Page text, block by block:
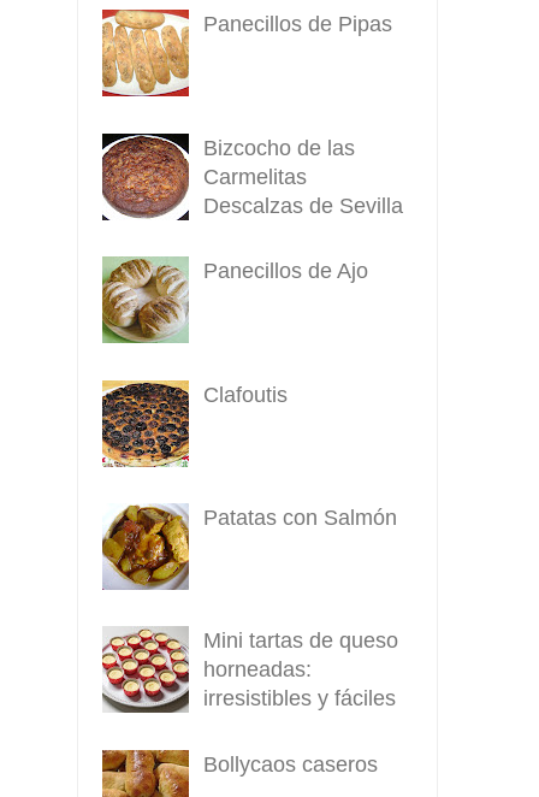
Panecillos de Pipas
Bizcocho de las
Carmelitas
Descalzas de Sevilla
Panecillos de Ajo
Clafoutis
Patatas con Salmón
Mini tartas de queso
horneadas:
irresistibles y fáciles
Bollycaos caseros